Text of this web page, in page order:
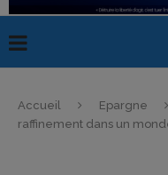
Accueil Epargne
raffinement dans un